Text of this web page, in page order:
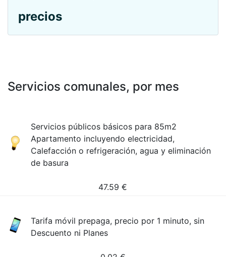
precios
Servicios comunales, por mes
Servicios públicos básicos para 85m2
Apartamento incluyendo electricidad,
Calefacción o refrigeración, agua y eliminación
de basura
47.59 €
Tarifa móvil prepaga, precio por 1 minuto, sin
Descuento ni Planes